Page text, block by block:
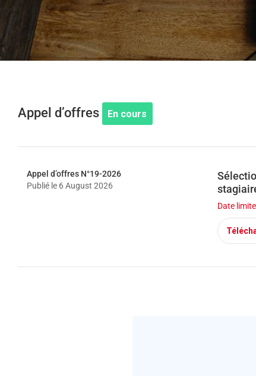
and
interact
with
the
Appel d’offres En cours
Appel d’offres N°19-2026
Publié le 6 August 2026
Date